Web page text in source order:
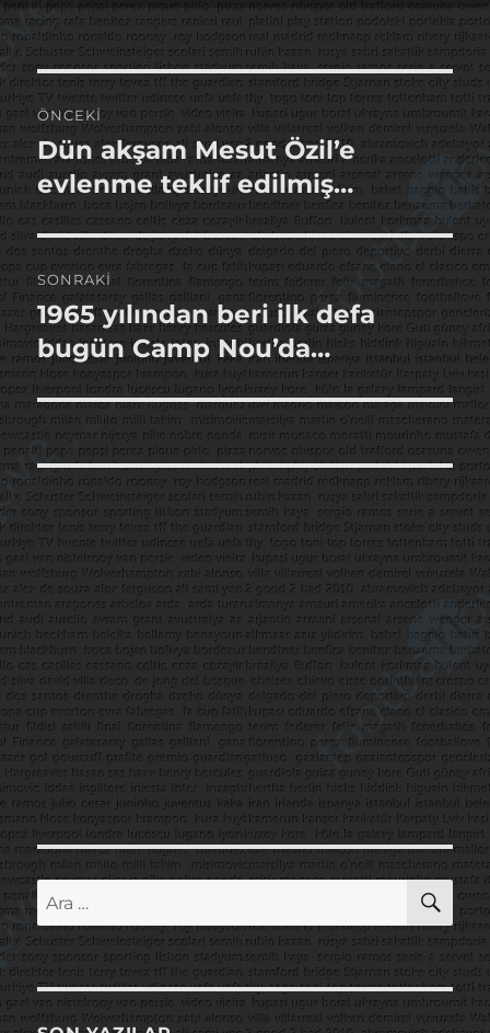
Yazı
gezinmesi
ÖNCEKI
Önceki
yazı:
Dün akşam Mesut Özil’e
evlenme teklif edilmiş…
SONRAKI
Sonraki
yazı:
1965 yılından beri ilk defa
bugün Camp Nou’da…
Ara: